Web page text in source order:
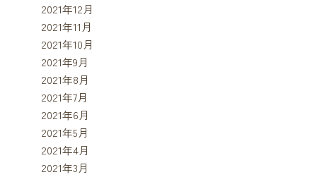
2021年12月
2021年11月
2021年10月
2021年9月
2021年8月
2021年7月
2021年6月
2021年5月
2021年4月
2021年3月